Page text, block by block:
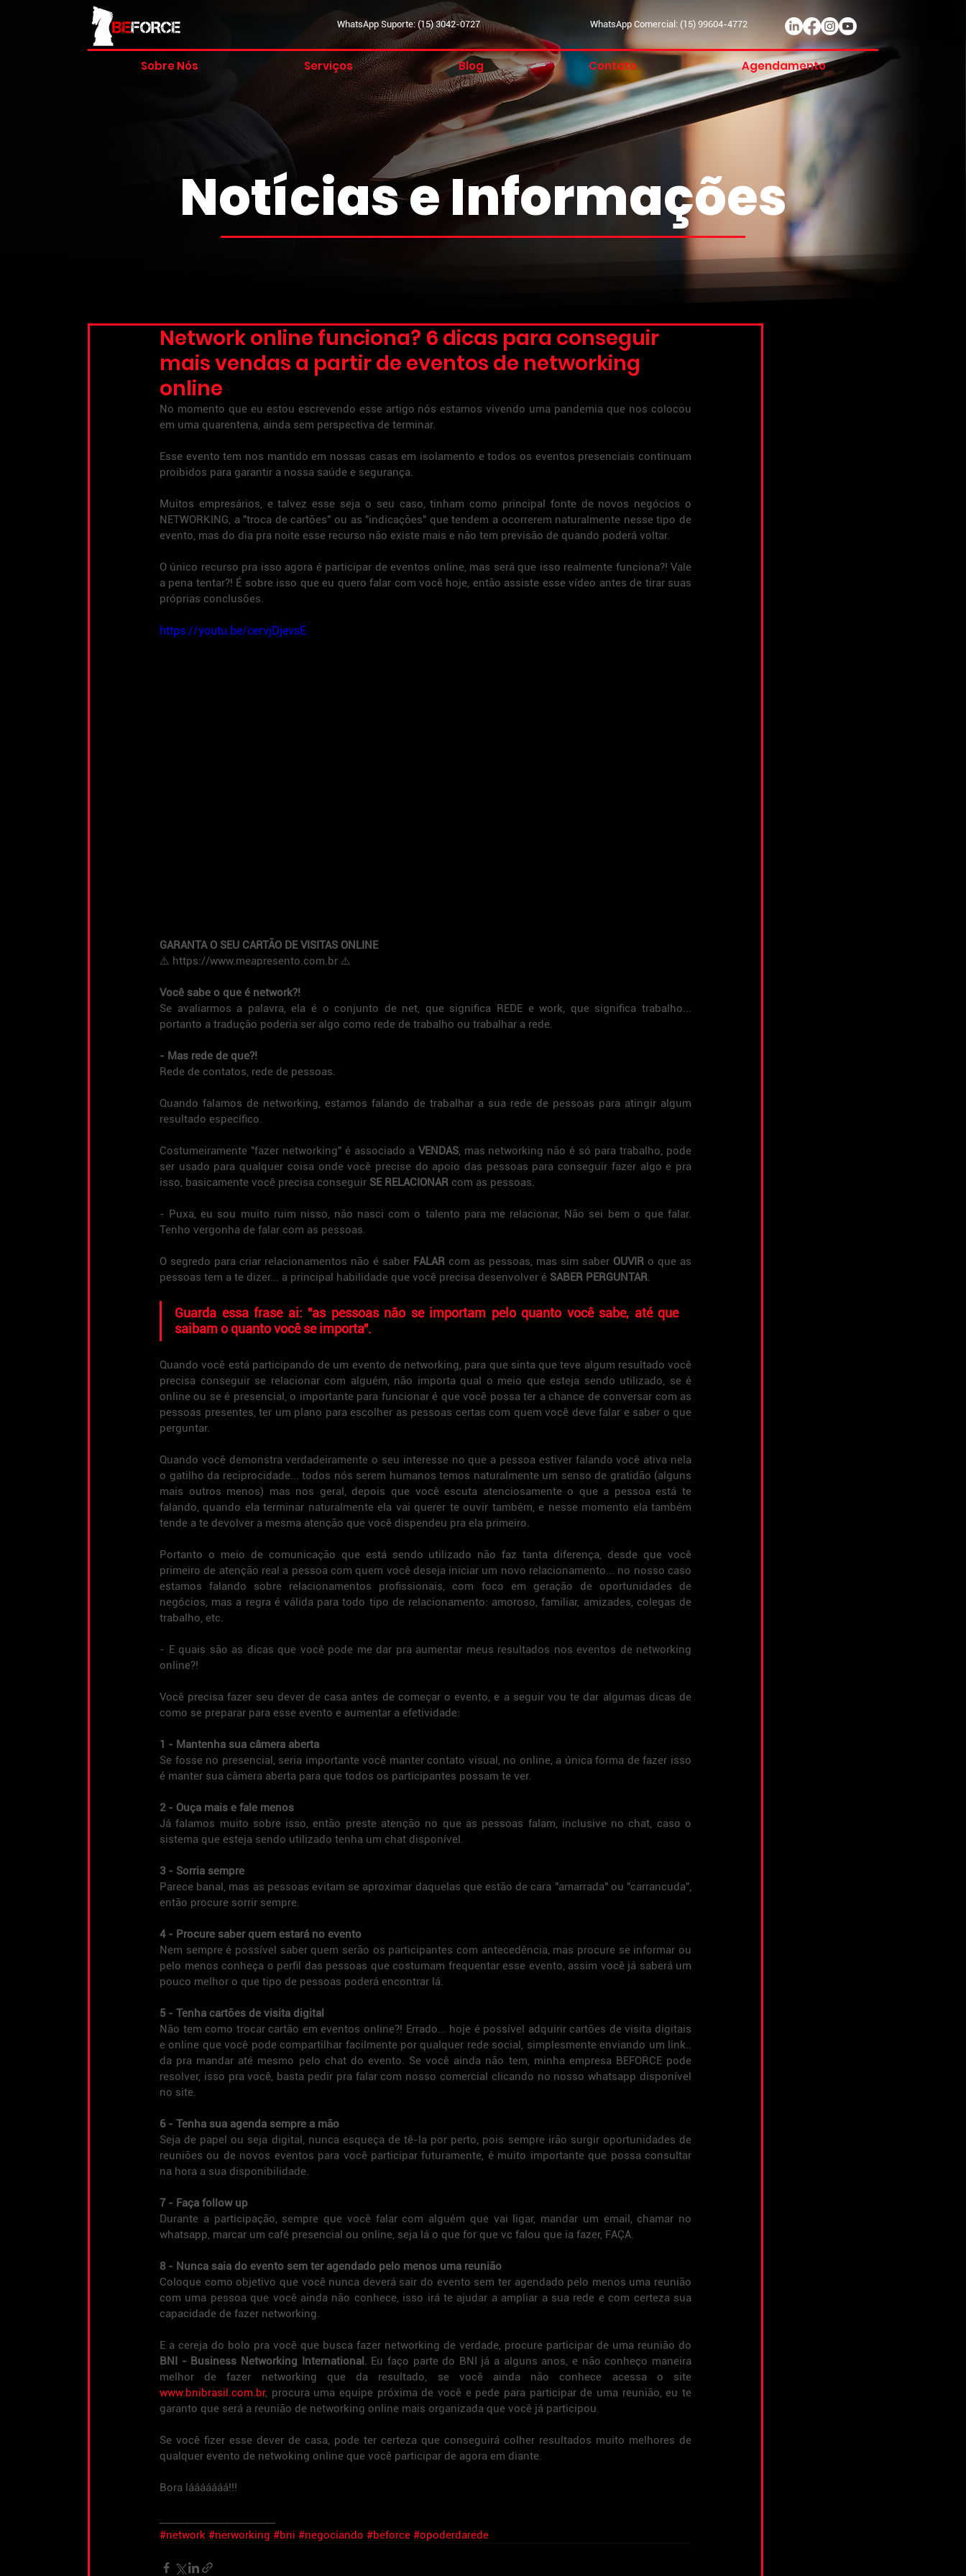
WhatsApp Suporte: (15) 3042-0727 WhatsApp Comercial: (15) 99604-4772
Sobre Nós Serviços Blog Contato Agendamento
Notícias e Informações
Network online funciona? 6 dicas para conseguir
mais vendas a partir de eventos de networking
online
No momento que eu estou escrevendo esse artigo nós estamos vivendo uma pandemia que nos colocou
em uma quarentena, ainda sem perspectiva de terminar.
Esse evento tem nos mantido em nossas casas em isolamento e todos os eventos presenciais continuam
proibidos para garantir a nossa saúde e segurança.
Muitos empresários, e talvez esse seja o seu caso, tinham como principal fonte de novos negócios o
NETWORKING, a "troca de cartões" ou as "indicações" que tendem a ocorrerem naturalmente nesse tipo de
evento, mas do dia pra noite esse recurso não existe mais e não tem previsão de quando poderá voltar.
O único recurso pra isso agora é participar de eventos online, mas será que isso realmente funciona?! Vale
a pena tentar?! É sobre isso que eu quero falar com você hoje, então assiste esse vídeo antes de tirar suas
próprias conclusões.
https://youtu.be/cervjDjevsE
GARANTA O SEU CARTÃO DE VISITAS ONLINE
⚠️ https://www.meapresento.com.br ⚠️
Você sabe o que é network?!
Se avaliarmos a palavra, ela é o conjunto de net, que significa REDE e work, que significa trabalho...
portanto a tradução poderia ser algo como rede de trabalho ou trabalhar a rede.
- Mas rede de que?!
Rede de contatos, rede de pessoas.
Quando falamos de networking, estamos falando de trabalhar a sua rede de pessoas para atingir algum
resultado específico.
Costumeiramente "fazer networking" é associado a VENDAS, mas networking não é só para trabalho, pode
ser usado para qualquer coisa onde você precise do apoio das pessoas para conseguir fazer algo e pra
isso, basicamente você precisa conseguir SE RELACIONAR com as pessoas.
- Puxa, eu sou muito ruim nisso, não nasci com o talento para me relacionar, Não sei bem o que falar.
Tenho vergonha de falar com as pessoas.
O segredo para criar relacionamentos não é saber FALAR com as pessoas, mas sim saber OUVIR o que as
pessoas tem a te dizer... a principal habilidade que você precisa desenvolver é SABER PERGUNTAR.
Guarda essa frase ai: "as pessoas não se importam pelo quanto você sabe, até que
saibam o quanto você se importa".
Quando você está participando de um evento de networking, para que sinta que teve algum resultado você
precisa conseguir se relacionar com alguém, não importa qual o meio que esteja sendo utilizado, se é
online ou se é presencial, o importante para funcionar é que você possa ter a chance de conversar com as
pessoas presentes, ter um plano para escolher as pessoas certas com quem você deve falar e saber o que
perguntar.
Quando você demonstra verdadeiramente o seu interesse no que a pessoa estiver falando você ativa nela
o gatilho da reciprocidade... todos nós serem humanos temos naturalmente um senso de gratidão (alguns
mais outros menos) mas nos geral, depois que você escuta atenciosamente o que a pessoa está te
falando, quando ela terminar naturalmente ela vai querer te ouvir também, e nesse momento ela também
tende a te devolver a mesma atenção que você dispendeu pra ela primeiro.
Portanto o meio de comunicação que está sendo utilizado não faz tanta diferença, desde que você
primeiro de atenção real a pessoa com quem você deseja iniciar um novo relacionamento... no nosso caso
estamos falando sobre relacionamentos profissionais, com foco em geração de oportunidades de
negócios, mas a regra é válida para todo tipo de relacionamento: amoroso, familiar, amizades, colegas de
trabalho, etc.
- E quais são as dicas que você pode me dar pra aumentar meus resultados nos eventos de networking
online?!
Você precisa fazer seu dever de casa antes de começar o evento, e a seguir vou te dar algumas dicas de
como se preparar para esse evento e aumentar a efetividade:
1 - Mantenha sua câmera aberta
Se fosse no presencial, seria importante você manter contato visual, no online, a única forma de fazer isso
é manter sua câmera aberta para que todos os participantes possam te ver.
2 - Ouça mais e fale menos
Já falamos muito sobre isso, então preste atenção no que as pessoas falam, inclusive no chat, caso o
sistema que esteja sendo utilizado tenha um chat disponível.
3 - Sorria sempre
Parece banal, mas as pessoas evitam se aproximar daquelas que estão de cara "amarrada" ou "carrancuda",
então procure sorrir sempre.
4 - Procure saber quem estará no evento
Nem sempre é possível saber quem serão os participantes com antecedência, mas procure se informar ou
pelo menos conheça o perfil das pessoas que costumam frequentar esse evento, assim você já saberá um
pouco melhor o que tipo de pessoas poderá encontrar lá.
5 - Tenha cartões de visita digital
Não tem como trocar cartão em eventos online?! Errado... hoje é possível adquirir cartões de visita digitais
e online que você pode compartilhar facilmente por qualquer rede social, simplesmente enviando um link..
da pra mandar até mesmo pelo chat do evento. Se você ainda não tem, minha empresa BEFORCE pode
resolver, isso pra você, basta pedir pra falar com nosso comercial clicando no nosso whatsapp disponível
no site.
6 - Tenha sua agenda sempre a mão
Seja de papel ou seja digital, nunca esqueça de tê-la por perto, pois sempre irão surgir oportunidades de
reuniões ou de novos eventos para você participar futuramente, é muito importante que possa consultar
na hora a sua disponibilidade.
7 - Faça follow up
Durante a participação, sempre que você falar com alguém que vai ligar, mandar um email, chamar no
whatsapp, marcar um café presencial ou online, seja lá o que for que vc falou que ia fazer, FAÇA.
8 - Nunca saia do evento sem ter agendado pelo menos uma reunião
Coloque como objetivo que você nunca deverá sair do evento sem ter agendado pelo menos uma reunião
com uma pessoa que você ainda não conhece, isso irá te ajudar a ampliar a sua rede e com certeza sua
capacidade de fazer networking.
BNI - Business Networking International. Eu faço parte do BNI já a alguns anos, e não conheço maneira
www.bnibrasil.com.br, procura uma equipe próxima de você e pede para participar de uma reunião, eu te
garanto que será a reunião de networking online mais organizada que você já participou.
Se você fizer esse dever de casa, pode ter certeza que conseguirá colher resultados muito melhores de
qualquer evento de netwoking online que você participar de agora em diante.
Bora lááááááá!!!
#network #nerworking #bni #negociando #beforce #opoderdarede